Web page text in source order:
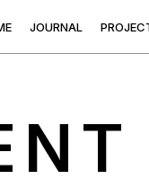
E JOURNAL PROJEC